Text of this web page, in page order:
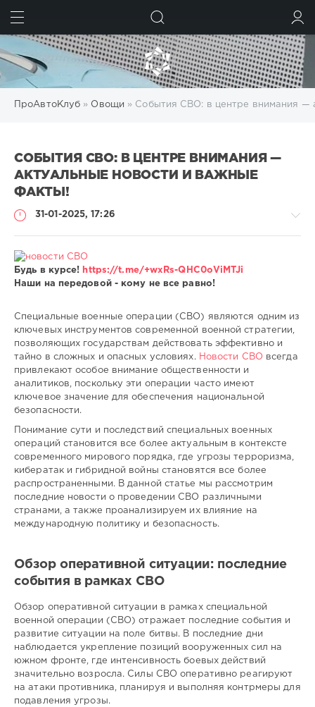
ПроАвтоКлуб » Овощи » События СВО: в центре внимания —
СОБЫТИЯ СВО: В ЦЕНТРЕ ВНИМАНИЯ —
АКТУАЛЬНЫЕ НОВОСТИ И ВАЖНЫЕ
ФАКТЫ!
31-01-2025, 17:26
196
0
Будь в курсе! https://t.me/+wxRs-QHC0oViMTJi
Наши на передовой - кому не все равно!
Специальные военные операции (СВО) являются одним из
ключевых инструментов современной военной стратегии,
позволяющих государствам действовать эффективно и
тайно в сложных и опасных условиях.
Новости СВО всегда
привлекают особое внимание общественности и
аналитиков, поскольку эти операции часто имеют
ключевое значение для обеспечения национальной
безопасности.
Понимание сути и последствий специальных военных
операций становится все более актуальным в контексте
современного мирового порядка, где угрозы терроризма,
кибератак и гибридной войны становятся все более
распространенными. В данной статье мы рассмотрим
последние новости о проведении СВО различными
странами, а также проанализируем их влияние на
международную политику и безопасность.
Обзор оперативной ситуации: последние
события в рамках СВО
Обзор оперативной ситуации в рамках специальной
военной операции (СВО) отражает последние события и
развитие ситуации на поле битвы. В последние дни
наблюдается укрепление позиций вооруженных сил на
южном фронте, где интенсивность боевых действий
значительно возросла. Силы СВО оперативно реагируют
на атаки противника, планируя и выполняя контрмеры для
подавления угрозы.